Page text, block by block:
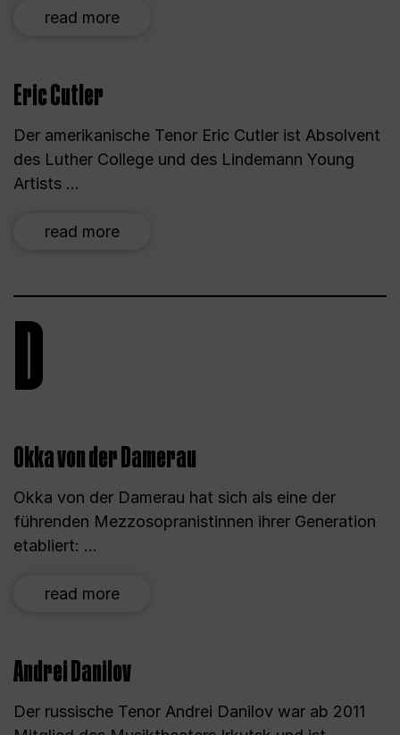
read more
Eric Cutler
Der amerikanische Tenor Eric Cutler ist Absolvent
des Luther College und des Lindemann Young
Artists ...
read more
D
Okka von der Damerau
Okka von der Damerau hat sich als eine der
führenden Mezzosopranistinnen ihrer Generation
etabliert: ...
read more
Andrei Danilov
Der russische Tenor Andrei Danilov war ab 2011